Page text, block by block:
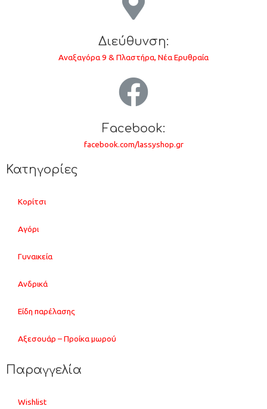
Διεύθυνση:
Αναξαγόρα 9 & Πλαστήρα, Νέα Ερυθραία
Facebook:
facebook.com/lassyshop.gr
Κατηγορίες
Κορίτσι
Αγόρι
Γυναικεία
Ανδρικά
Είδη παρέλασης
Αξεσουάρ – Προίκα μωρού
Παραγγελία
Wishlist